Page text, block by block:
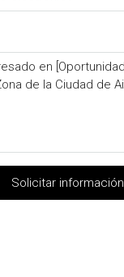
Solicitar información